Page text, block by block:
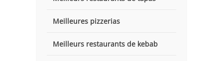
Meilleures pizzerias
Meilleurs restaurants de kebab